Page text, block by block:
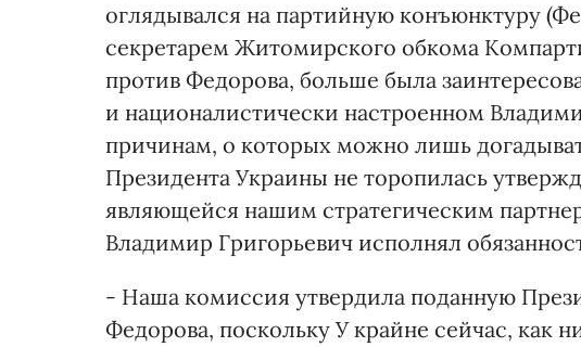
оглядывался на партийную конъюнктуру
секретарем Житомирского обкома
против Федорова, больше была
и националистически настроенном
причинам, о которых можно лишь
Президента Украины не торопилась
являющейся нашим стратегическим
Владимир Григорьевич исполнял
- Наша комиссия утвердила поданную
Федорова, поскольку У крайне сейчас, как